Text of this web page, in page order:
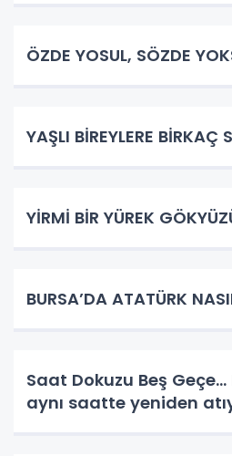
ÖZDE YOSUL, SÖZDE
YAŞLI BİREYLERE BİRKAÇ
YİRMİ BİR YÜREK
BURSA’DA ATATÜRK
Saat Dokuzu Beş Geçe… Bir milletin kalbi
aynı saatte yeniden